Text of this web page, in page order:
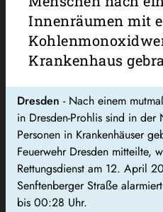
Innenräumen mit
Krankenhaus
Dresden - Nach einem
in Dresden-Prohlis sind in
Personen in Krankenhäuser
Feuerwehr Dresden mitteilte,
Rettungsdienst am 12. April
Senftenberger Straße
bis 00:28 Uhr.